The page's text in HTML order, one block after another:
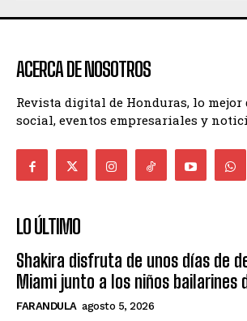
ACERCA DE NOSOTROS
Revista digital de Honduras, lo mejor
social, eventos empresariales y
LO ÚLTIMO
Shakira disfruta de unos días de
Miami junto a los niños bailarines
FARANDULA agosto 5, 2026